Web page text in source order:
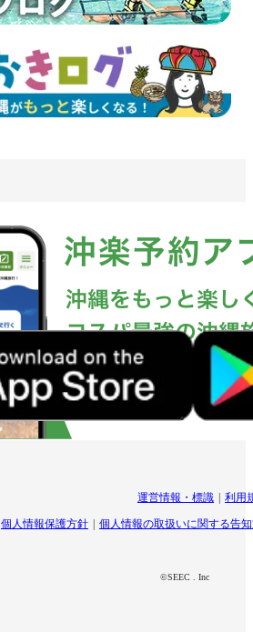
運営情報・標識 利用
個人情報保護方針 個人情報の取扱いに関する告
©SEEC . Inc